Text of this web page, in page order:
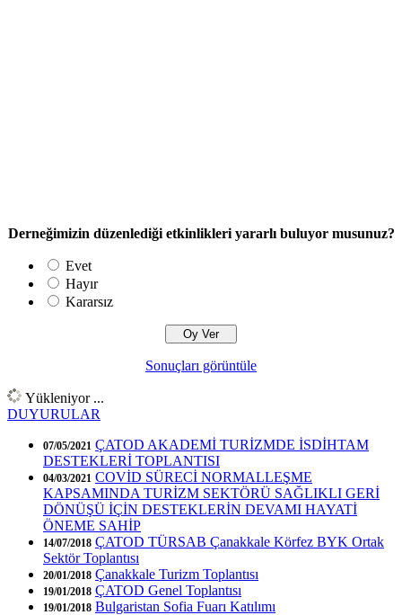
Derneğimizin düzenlediği etkinlikleri yararlı buluyor musunuz?
Evet
Hayır
Kararsız
Sonuçları görüntüle
Yükleniyor ...
DUYURULAR
07/05/2021 ÇATOD AKADEMİ TURİZMDE İSDİHTAM
DESTEKLERİ TOPLANTISI
04/03/2021 COVİD SÜRECİ NORMALLEŞME
KAPSAMINDA TURİZM SEKTÖRÜ SAĞLIKLI GERİ
DÖNÜŞÜ İÇİN DESTEKLERİN DEVAMI HAYATİ
ÖNEME SAHİP
14/07/2018 ÇATOD TÜRSAB Çanakkale Körfez BYK Ortak
Sektör Toplantısı
20/01/2018 Çanakkale Turizm Toplantısı
19/01/2018 ÇATOD Genel Toplantısı
19/01/2018 Bulgaristan Sofia Fuarı Katılımı